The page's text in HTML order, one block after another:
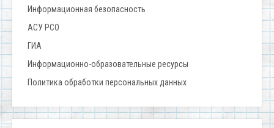
Информационная безопасность
АСУ РСО
ГИА
Информационно-образовательные ресурсы
Политика обработки персональных данных